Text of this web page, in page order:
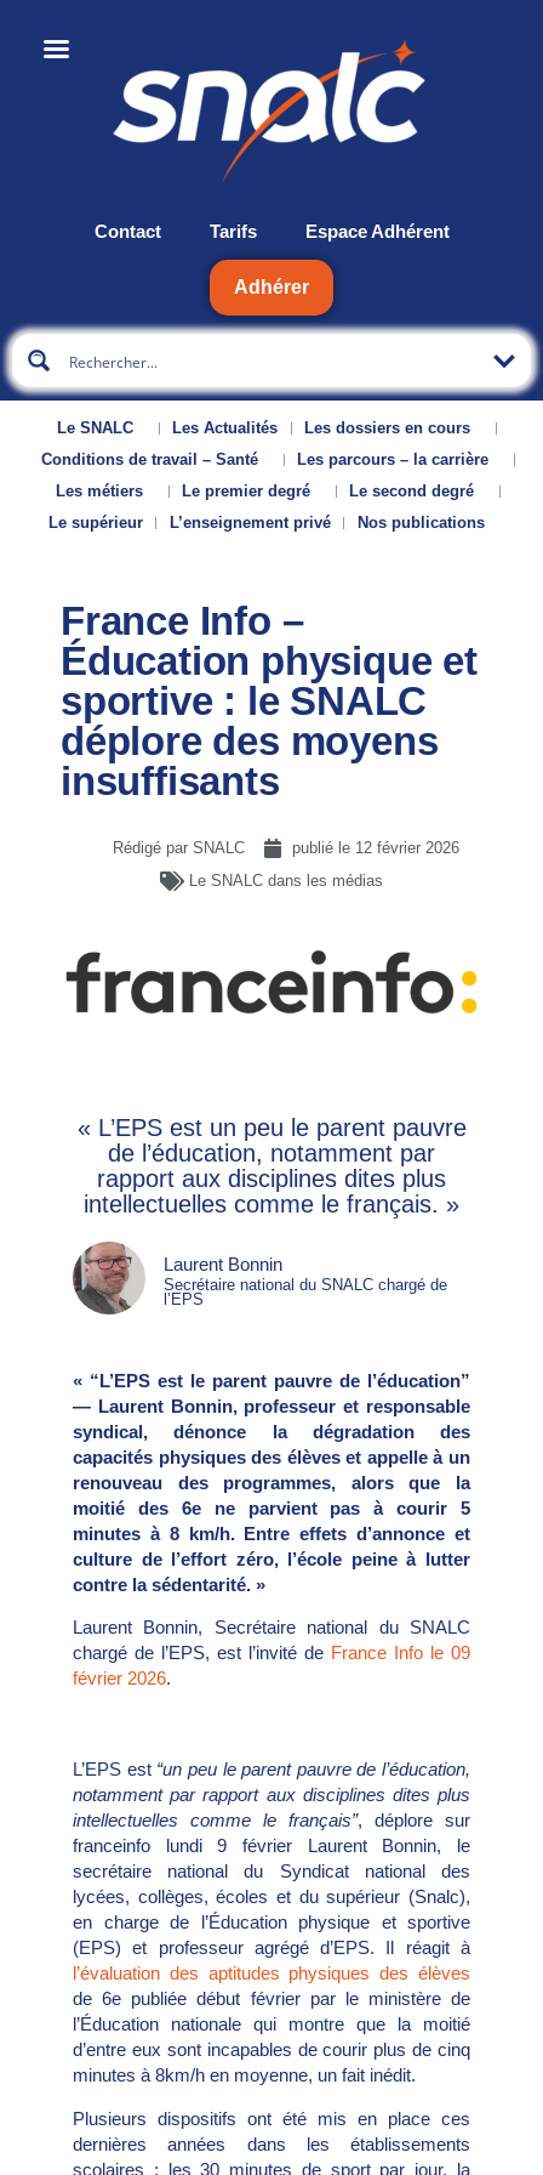
Contact Tarifs Espace Adhérent
Adhérer
Le SNALC Les Actualités
Les dossiers en cours
Conditions de travail – Santé
Les parcours – la carrière
Les métiers
Le premier degré
Le second degré
Le supérieur
L’enseignement privé Nos publications
France Info –
Éducation physique et
sportive : le SNALC
déplore des moyens
insuffisants
Rédigé par SNALC publié le 12 février 2026
Le SNALC dans les médias
« L’EPS est un peu le parent pauvre
de l’éducation, notamment par
rapport aux disciplines dites plus
intellectuelles comme le français. »
Laurent Bonnin
Secrétaire national du SNALC chargé de
l’EPS
« “L’EPS est le parent pauvre de l’éducation”
— Laurent Bonnin, professeur et responsable
syndical, dénonce la dégradation des
capacités physiques des élèves et appelle à un
renouveau des programmes, alors que la
moitié des 6e ne parvient pas à courir 5
minutes à 8 km/h. Entre effets d’annonce et
culture de l’effort zéro, l’école peine à lutter
contre la sédentarité. »
Laurent Bonnin, Secrétaire national du SNALC
chargé de l’EPS, est l’invité de France Info le 09
février 2026.
L’EPS est “un peu le parent pauvre de l’éducation,
notamment par rapport aux disciplines dites plus
intellectuelles comme le français”, déplore sur
franceinfo lundi 9 février Laurent Bonnin, le
secrétaire national du Syndicat national des
lycées, collèges, écoles et du supérieur (Snalc),
en charge de l’Éducation physique et sportive
(EPS) et professeur agrégé d’EPS. Il réagit à
l’évaluation des aptitudes physiques des élèves
de 6e publiée début février par le ministère de
l’Éducation nationale qui montre que la moitié
d’entre eux sont incapables de courir plus de cinq
minutes à 8km/h en moyenne, un fait inédit.
Plusieurs dispositifs ont été mis en place ces
dernières années dans les établissements
scolaires : les 30 minutes de sport par jour, la